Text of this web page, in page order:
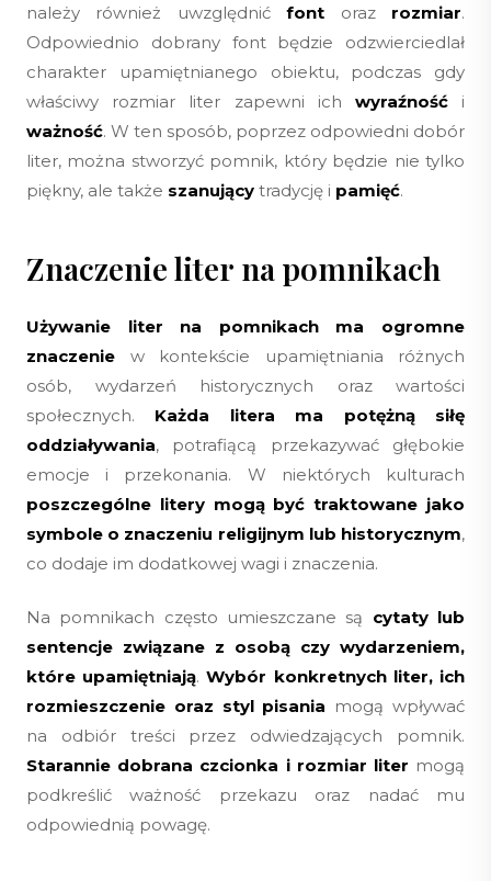
należy również uwzględnićfont oraz rozmiar.
Odpowiednio dobrany font będzie odzwierciedlał
charakter upamiętnianego obiektu, podczas gdy
właściwy rozmiar liter zapewni ich wyraźnośći
ważność. W ten sposób, poprzez odpowiedni dobór
liter, można stworzyć pomnik, który będzie nie tylko
piękny, ale także szanujący tradycję i pamięć.
Znaczenie liter na pomnikach
Używanie liter na pomnikach ma ogromne
znaczenie w kontekście upamiętniania różnych
osób, wydarzeń historycznych oraz wartości
społecznych. Każda litera ma potężną siłę
oddziaływania, potrafiącą przekazywać głębokie
emocje i przekonania. W niektórych kulturach
poszczególne litery mogą być traktowane jako
symbole o znaczeniu religijnym lub historycznym,
co dodaje im dodatkowej wagi i znaczenia.
Na pomnikach często umieszczane są cytaty lub
sentencje związane z osobą czy wydarzeniem,
które upamiętniają.Wybór konkretnych liter, ich
rozmieszczenie oraz styl pisania mogą wpływać
na odbiór treści przez odwiedzających pomnik.
Starannie dobrana czcionka i rozmiar liter mogą
podkreślić ważność przekazu oraz nadać mu
odpowiednią powagę.